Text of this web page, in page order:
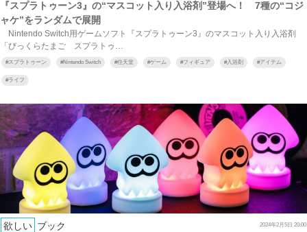
『スプラトゥーン3』の“マスコット入り入浴剤”登場へ！ 7種の“コジ
ャケ”をランダムで展開
Nintendo Switch用ゲームソフト『スプラトゥーン3』のマスコット入り入浴剤
「びっくらたまご スプラトゥ…
#スプラトゥーン #Nintendo Switch #任天堂 #ゲーム #フィギュア #入浴剤 #アイテム
#ライフ
欲しい ブック 2024年2月5日 20:00